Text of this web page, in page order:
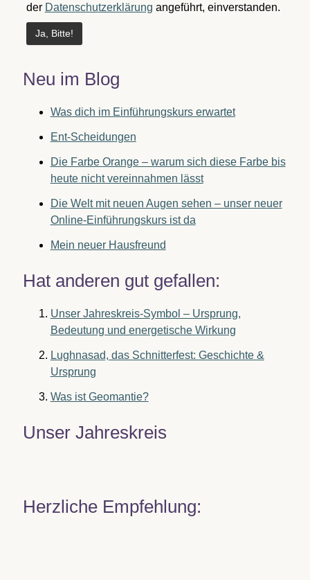
der Datenschutzerklärung angeführt, einverstanden.
Neu im Blog
Was dich im Einführungskurs erwartet
Ent-Scheidungen
Die Farbe Orange – warum sich diese Farbe bis
heute nicht vereinnahmen lässt
Die Welt mit neuen Augen sehen – unser neuer
Online-Einführungskurs ist da
Mein neuer Hausfreund
Hat anderen gut gefallen:
Unser Jahreskreis-Symbol – Ursprung,
Bedeutung und energetische Wirkung
Lughnasad, das Schnitterfest: Geschichte &
Ursprung
Was ist Geomantie?
Unser Jahreskreis
Herzliche Empfehlung: